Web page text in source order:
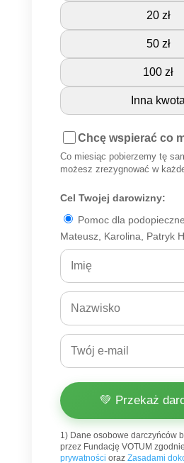
20 zł
50 zł
100 zł
Inna kwota
Chcę wspierać co
Co miesiąc pobierzemy tę
możesz zrezygnować w
Cel Twojej darowizny:
Pomoc dla
Mateusz, Karolina, Patryk
💚 Przekaż
1) Dane osobowe darczyńców
przez Fundację VOTUM
prywatności oraz Zasadami